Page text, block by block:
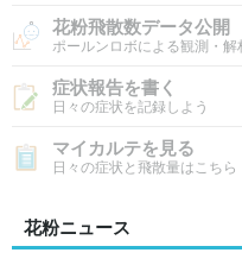
花粉飛散数データ公開
ポールンロボによる観測・解
症状報告を書く
日々の症状を記録しよう
マイカルテを見る
日々の症状と飛散量はこちら
花粉ニュース